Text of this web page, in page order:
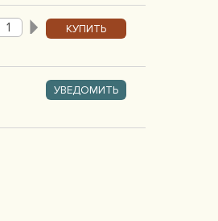
КУПИТЬ
УВЕДОМИТЬ